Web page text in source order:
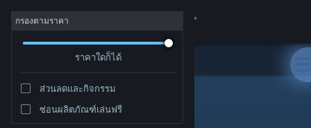
เข้าสู่ระบบ
ชุมชน
กรองตามราคา
ราคาใดก็ได้
ส่วนลดและกิจกรรม
ซ่อนผลิตภัณฑ์เล่นฟรี
ผู้พัฒนา: Studio SyndiCat